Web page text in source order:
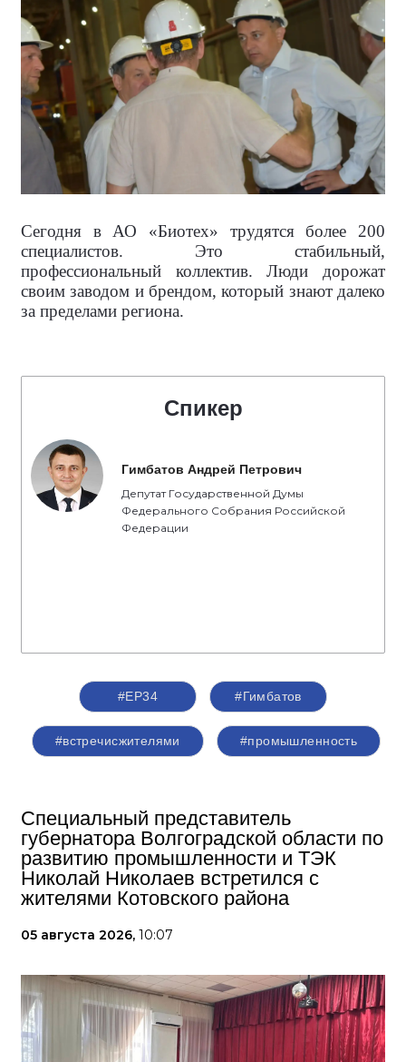
Сегодня в АО «Биотех» трудятся более 200
специалистов. Это стабильный,
профессиональный коллектив. Люди дорожат
своим заводом и брендом, который знают далеко
за пределами региона.
Спикер
Гимбатов Андрей Петрович
Депутат Государственной Думы
Федерального Собрания Российской
Федерации
#ЕР34 #Гимбатов
#встречисжителями #промышленность
Специальный представитель
губернатора Волгоградской области по
развитию промышленности и ТЭК
Николай Николаев встретился с
жителями Котовского района
05 августа 2026, 10:07